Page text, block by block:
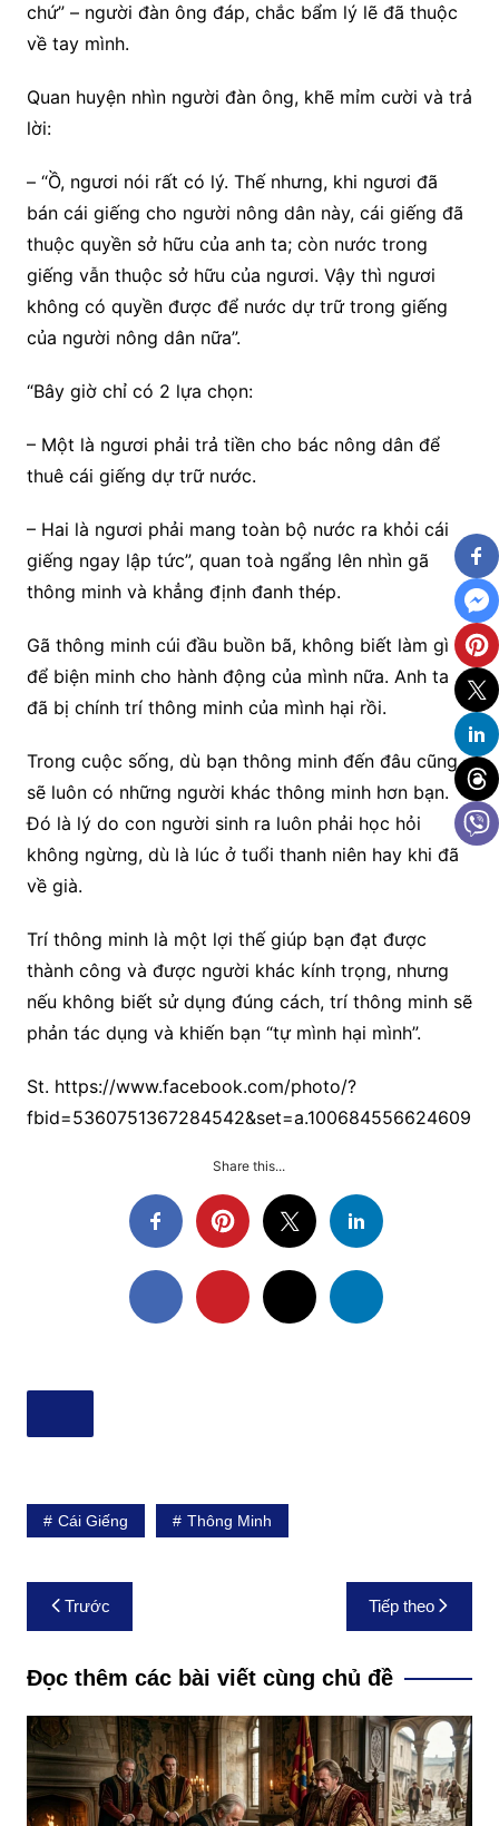
chứ” – người đàn ông đáp, chắc bẩm lý lẽ đã thuộc
về tay mình.
Quan huyện nhìn người đàn ông, khẽ mỉm cười và trả
lời:
– “Ồ, ngươi nói rất có lý. Thế nhưng, khi ngươi đã
bán cái giếng cho người nông dân này, cái giếng đã
thuộc quyền sở hữu của anh ta; còn nước trong
giếng vẫn thuộc sở hữu của ngươi. Vậy thì ngươi
không có quyền được để nước dự trữ trong giếng
của người nông dân nữa”.
“Bây giờ chỉ có 2 lựa chọn:
– Một là ngươi phải trả tiền cho bác nông dân để
thuê cái giếng dự trữ nước.
– Hai là ngươi phải mang toàn bộ nước ra khỏi cái
giếng ngay lập tức”, quan toà ngẩng lên nhìn gã
thông minh và khẳng định đanh thép.
Gã thông minh cúi đầu buồn bã, không biết làm gì
để biện minh cho hành động của mình nữa. Anh ta
đã bị chính trí thông minh của mình hại rồi.
Trong cuộc sống, dù bạn thông minh đến đâu cũng
sẽ luôn có những người khác thông minh hơn bạn.
Đó là lý do con người sinh ra luôn phải học hỏi
không ngừng, dù là lúc ở tuổi thanh niên hay khi đã
về già.
Trí thông minh là một lợi thế giúp bạn đạt được
thành công và được người khác kính trọng, nhưng
nếu không biết sử dụng đúng cách, trí thông minh sẽ
phản tác dụng và khiến bạn “tự mình hại mình”.
St. https://www.facebook.com/photo/?
fbid=5360751367284542&set=a.100684556624609
Share this...
Cái Giếng Thông Minh
Điều
hướng
bài
viết
Trước Tiếp theo
Đọc thêm các bài viết cùng chủ đề